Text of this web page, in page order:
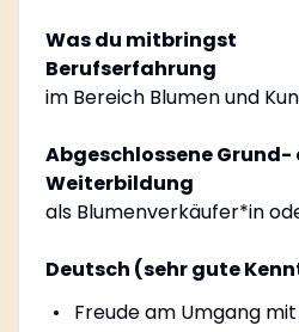
Was du mitbringst
Berufserfahrung
im Bereich Blumen und
Abgeschlossene Grund-
Weiterbildung
als Blumenverkäufer*in
Deutsch (sehr gute
Freude am Umgang